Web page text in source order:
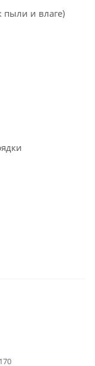
пыли и влаге)